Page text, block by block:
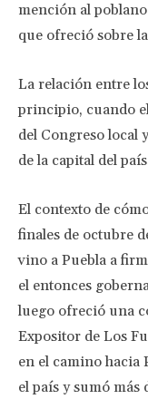
mención al
que ofreció sobre
La relación entre
principio, cuando
del Congreso local
de la capital del
El contexto de
finales de octubre
vino a Puebla a
el entonces
luego ofreció una
Expositor de Los
en el camino hacia
el país y sumó más